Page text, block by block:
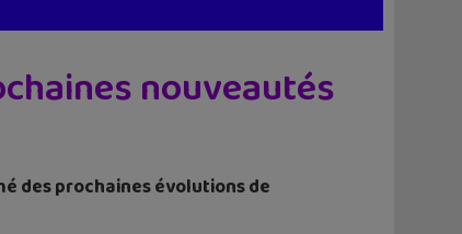
nouveautés
des prochaines évolutions de